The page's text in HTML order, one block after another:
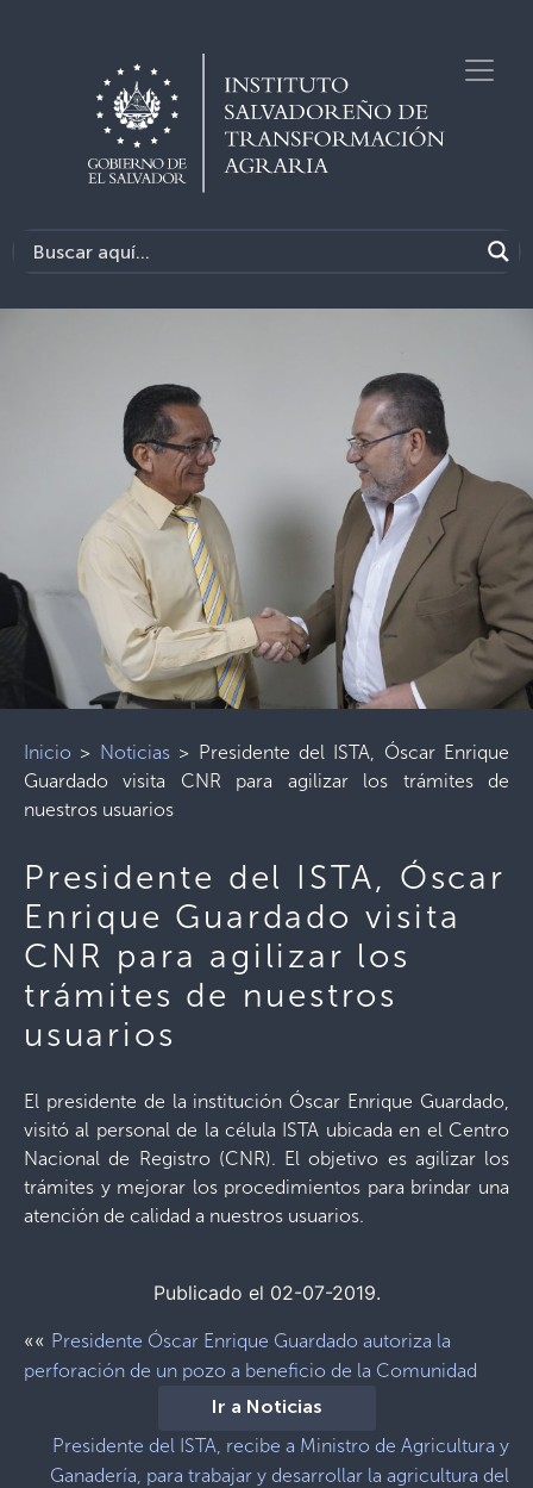
Inicio > Noticias> Presidente del ISTA, Óscar Enrique
Guardado visita CNR para agilizar los trámites de
nuestros usuarios
Presidente del ISTA, Óscar
Enrique Guardado visita
CNR para agilizar los
trámites de nuestros
usuarios
El presidente de la institución Óscar Enrique Guardado,
visitó al personal de la célula ISTA ubicada en el Centro
Nacional de Registro (CNR). El objetivo es agilizar los
trámites y mejorar los procedimientos para brindar una
atención de calidad a nuestros usuarios.
Publicado el 02-07-2019.
«« Presidente Óscar Enrique Guardado autoriza la
perforación de un pozo a beneficio de la Comunidad
Ir a Noticias
Presidente del ISTA, recibe a Ministro de Agricultura y
Ganadería, para trabajar y desarrollar la agricultura del